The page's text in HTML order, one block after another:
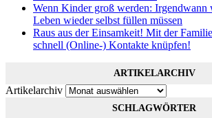
Wenn Kinder groß werden: Irgendwann
Leben wieder selbst füllen müssen
Raus aus der Einsamkeit! Mit der
schnell (Online-) Kontakte knüpfen!
ARTIKELARCHIV
Artikelarchiv
SCHLAGWÖRTER